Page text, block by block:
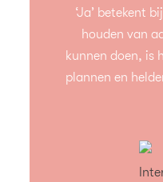
‘Ja’ betekent
houden van
kunnen doen, is
plannen en